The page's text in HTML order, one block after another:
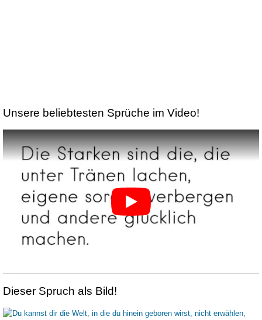
Unsere beliebtesten Sprüche im Video!
Dieser Spruch als Bild!